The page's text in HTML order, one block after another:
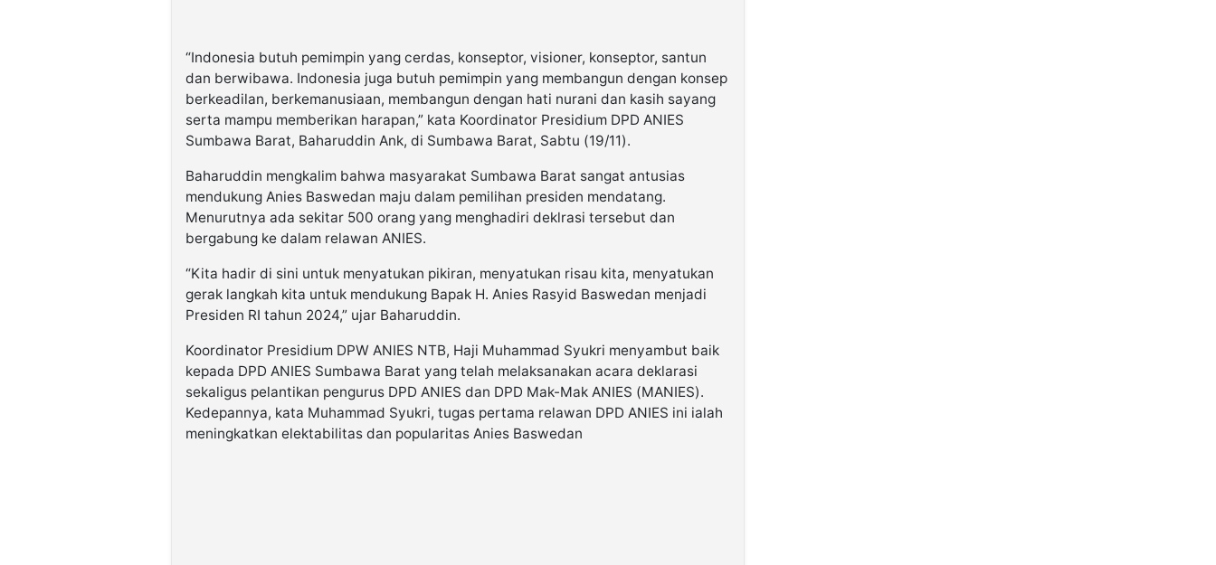
“Indonesia butuh pemimpin yang cerdas, konseptor, visioner, konseptor, santun
dan berwibawa. Indonesia juga butuh pemimpin yang membangun dengan konsep
berkeadilan, berkemanusiaan, membangun dengan hati nurani dan kasih sayang
serta mampu memberikan harapan,” kata Koordinator Presidium DPD ANIES
Sumbawa Barat, Baharuddin Ank, di Sumbawa Barat, Sabtu (19/11).
Baharuddin mengkalim bahwa masyarakat Sumbawa Barat sangat antusias
mendukung Anies Baswedan maju dalam pemilihan presiden mendatang.
Menurutnya ada sekitar 500 orang yang menghadiri deklrasi tersebut dan
bergabung ke dalam relawan ANIES.
“Kita hadir di sini untuk menyatukan pikiran, menyatukan risau kita, menyatukan
gerak langkah kita untuk mendukung Bapak H. Anies Rasyid Baswedan menjadi
Presiden RI tahun 2024,” ujar Baharuddin.
Koordinator Presidium DPW ANIES NTB, Haji Muhammad Syukri menyambut baik
kepada DPD ANIES Sumbawa Barat yang telah melaksanakan acara deklarasi
sekaligus pelantikan pengurus DPD ANIES dan DPD Mak-Mak ANIES (MANIES).
Kedepannya, kata Muhammad Syukri, tugas pertama relawan DPD ANIES ini ialah
meningkatkan elektabilitas dan popularitas Anies Baswedan